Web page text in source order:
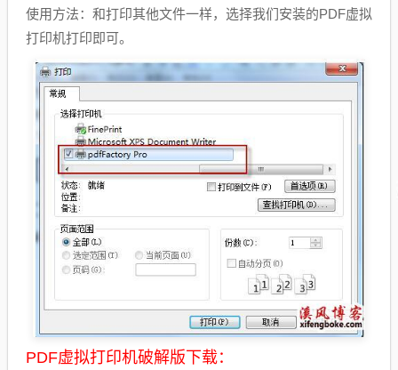
使用方法：和打印其他文件一样，选择我们安装的PDF虚拟
打印机打印即可。
PDF虚拟打印机破解版下载：